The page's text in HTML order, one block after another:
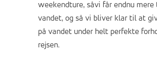
weekendture, såvi får endnu mere
vandet, og så vi bliver klar til at
på vandet under helt perfekte
rejsen.